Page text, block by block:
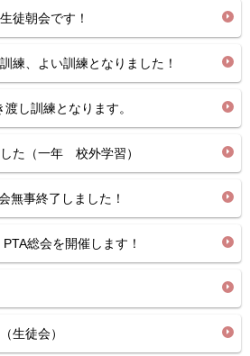
徒朝会です！
練、よい訓練となりました！
し訓練となります。
た（一年 校外学習）
無事終了しました！
総会を開催します！
生徒会）